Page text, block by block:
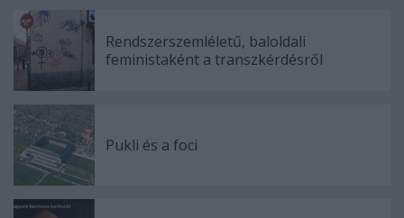
Rendszerszemléletű, baloldali
feministaként a transzkérdésről
Pukli és a foci